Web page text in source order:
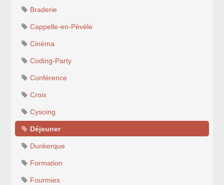
Braderie
Cappelle-en-Pévèle
Cinéma
Coding-Party
Conférence
Croix
Cysoing
Déjeuner
Dunkerque
Formation
Fourmies